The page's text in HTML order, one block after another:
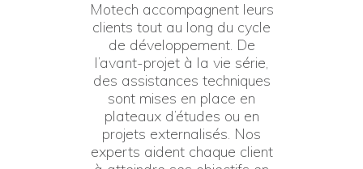
Motech accompagnent leurs
clients tout au long du cycle
de développement. De
l’avant-projet à la vie série,
des assistances techniques
sont mises en place en
plateaux d’études ou en
projets externalisés. Nos
experts aident chaque client